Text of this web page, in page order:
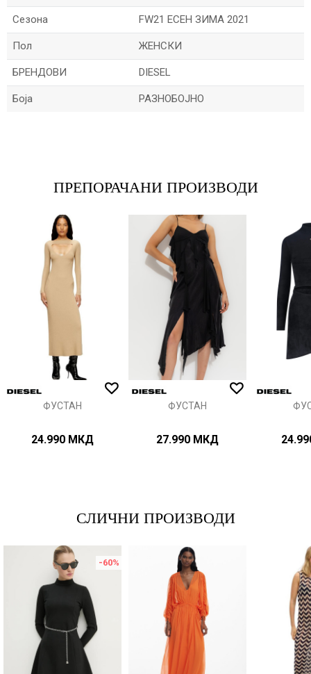
Сезона FW21 ЕСЕН ЗИМА 2021
Пол ЖЕНСКИ
БРЕНДОВИ DIESEL
Боја РАЗНОБОЈНО
ИСПРАТИ
ПРЕПОРАЧАНИ ПРОИЗВОДИ
ФУСТАН
24.990 МКД
ФУСТАН
27.990 МКД
СЛИЧНИ ПРОИЗВОДИ
-60%